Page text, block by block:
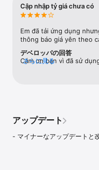
- 日本語、英語、中国語、
ア語、ネパール語、ロシア
重要：このアプリは日本国
から送金することはできま
合は、ご口座から直接ブラ
す。（ゆうちょ銀行のATM
Cập nhập tỷ giá chưa có
Em đã tải ứng dụng
thông báo giá yên theo
デベロッパの回答
Cám ơn bạn vì đã sử
https://
được hỗ trợ nhanh nhất
さらに見る
アップデート
- マイナーなアップデートと